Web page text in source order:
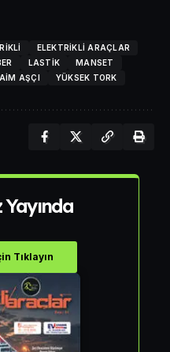
ELEKTRIKLI ARAÇLAR
LASTIK
MANSET
AŞÇI YÜKSEK TORK
Tıklayın